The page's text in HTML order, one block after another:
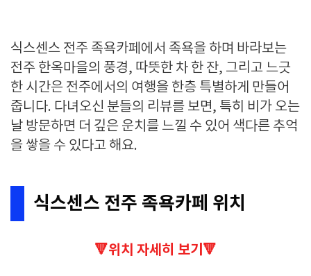
식스센스 전주 족욕카페에서 족욕을 하며 바라보는
전주 한옥마을의 풍경, 따뜻한 차 한 잔, 그리고 느긋
한 시간은 전주에서의 여행을 한층 특별하게 만들어
줍니다. 다녀오신 분들의 리뷰를 보면, 특히 비가 오는
날 방문하면 더 깊은 운치를 느낄 수 있어 색다른 추억
을 쌓을 수 있다고 해요.
식스센스 전주 족욕카페 위치
🔻위치 자세히 보기🔻